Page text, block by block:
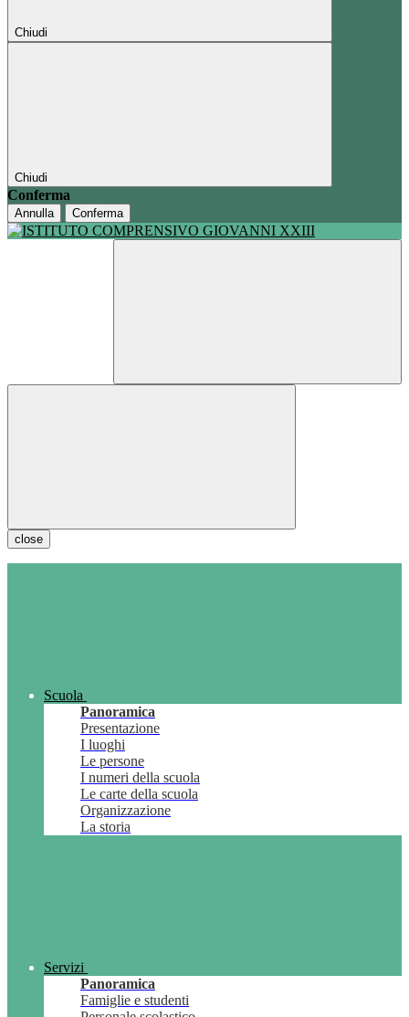
Chiudi
Chiudi
Conferma
Annulla Conferma
close
Scuola
Panoramica
Presentazione
I luoghi
Le persone
I numeri della scuola
Le carte della scuola
Organizzazione
La storia
Servizi
Panoramica
Famiglie e studenti